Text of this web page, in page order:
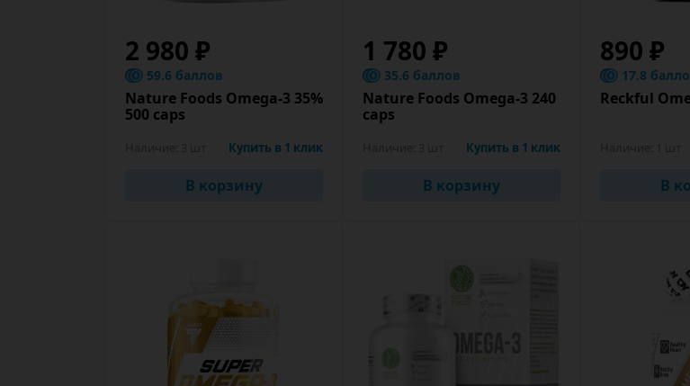
2 980 ₽
59.6 баллов
Nature Foods Omega-3 35%
500 caps
Купить в 1 клик
В корзину
1 780 ₽
35.6 баллов
Nature Foods Omega-3 240
caps
Купить в 1 клик
В корзину
890 ₽
17.8
Reckful
В